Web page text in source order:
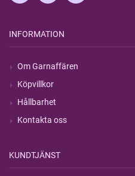
INFORMATION
Om Garnaffären
Köpvillkor
Hållbarhet
Kontakta oss
KUNDTJÄNST